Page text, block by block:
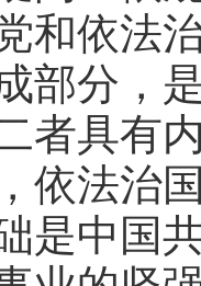
和依法
部分，
者具有
依法治
是中国